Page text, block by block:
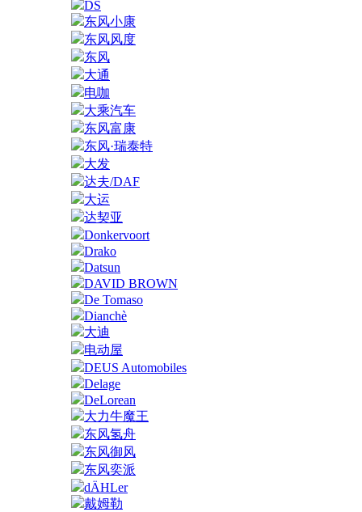
DS
东风小康
东风风度
东风
大通
电咖
大乘汽车
东风富康
东风·瑞泰特
大发
达夫/DAF
大运
达契亚
Donkervoort
Drako
Datsun
DAVID BROWN
De Tomaso
Dianchè
大迪
电动屋
DEUS Automobiles
Delage
DeLorean
大力牛魔王
东风氢舟
东风御风
东风奕派
dÄHLer
戴姆勒